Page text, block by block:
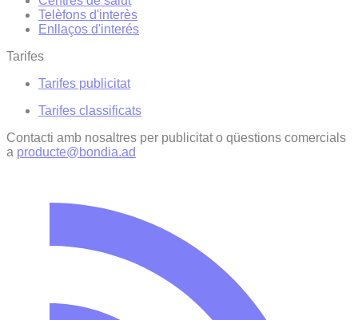
Telèfons d'interès
Enllaços d'interés
Tarifes
Tarifes publicitat
Tarifes classificats
Contacti amb nosaltres per publicitat o qüestions comercials
a producte@bondia.ad